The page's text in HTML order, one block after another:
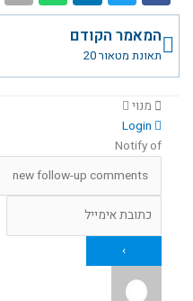
קודם
המאמר הקודם
תאונת מטאור 20
מנוי
Notify of